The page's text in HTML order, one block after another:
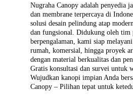
Nugraha Canopy adalah penyedia
dan membrane terpercaya di
solusi desain pelindung atap
dan fungsional. Didukung oleh tim
berpengalaman, kami siap
rumah, komersial, hingga proyek
dengan material berkualitas dan
Gratis konsultasi dan survei untuk
Wujudkan kanopi impian Anda
Canopy – Pilihan tepat untuk